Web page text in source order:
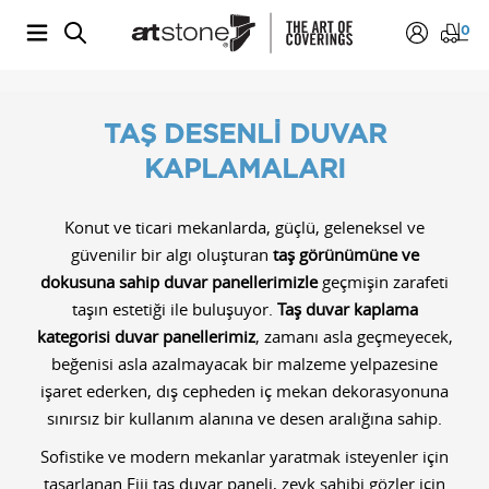
0
TAŞ DESENLİ DUVAR
KAPLAMALARI
Konut ve ticari mekanlarda, güçlü, geleneksel ve
güvenilir bir algı oluşturan taş görünümüne ve
dokusuna sahip duvar panellerimizlegeçmişin zarafeti
taşın estetiği ile buluşuyor. Taş duvar kaplama
kategorisiduvar panellerimiz, zamanı asla geçmeyecek,
beğenisi asla azalmayacak bir malzeme yelpazesine
işaret ederken, dış cepheden iç mekan dekorasyonuna
sınırsız bir kullanım alanına ve desen aralığına sahip.
Sofistike ve modern mekanlar yaratmak isteyenler için
tasarlanan Fiji taş duvar paneli, zevk sahibi gözler için